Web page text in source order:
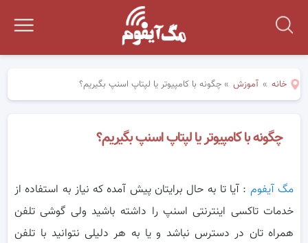
خانه » آموزش »چگونه با کامپیوتر یا لپتاپ اسنپ بگیریم؟
چگونه با کامپیوتر یا لپتاپ اسنپ بگیریم؟
مگ آیفوم : آیا تا به حال برایتان پیش آمده که نیاز به استفاده از
خدمات تاکسی اینترنتی اسنپ را داشته باشید ولی گوشی تلفن
همراه تان دردسترس نباشد و یا به هر دلیلی نتوانید با تلفن